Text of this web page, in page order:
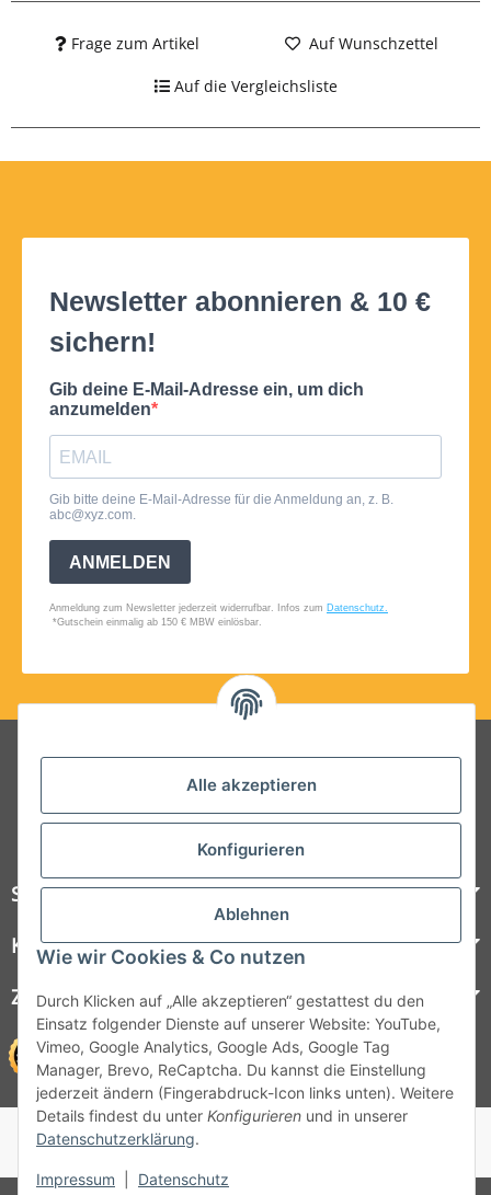
Alle akzeptieren
Konfigurieren
Ablehnen
Wie wir Cookies & Co nutzen
Durch Klicken auf „Alle akzeptieren“ gestattest du den
Einsatz folgender Dienste auf unserer Website: YouTube,
Vimeo, Google Analytics, Google Ads, Google Tag
Manager, Brevo, ReCaptcha. Du kannst die Einstellung
jederzeit ändern (Fingerabdruck-Icon links unten). Weitere
Details findest du unter Konfigurieren und in unserer
Datenschutzerklärung.
Impressum Datenschutz
Frage zum Artikel Auf Wunschzettel
Auf die Vergleichsliste
Folgt uns auf Social Media
Steelboxx
Kundenservice
Zahlungsmöglichkeiten
© 1964 - 2026 Lüllmann GmbH